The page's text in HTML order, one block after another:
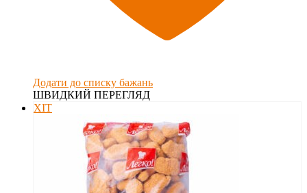
Додати до списку бажань
ШВИДКИЙ ПЕРЕГЛЯД
ХІТ